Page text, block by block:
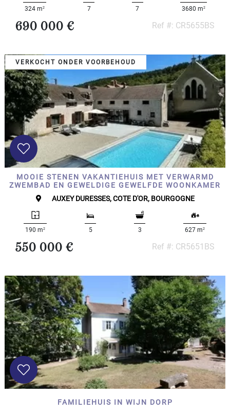
324 m2 7 7 3680 m2
690 000 € Ref #: CR5655BS
VERKOCHT ONDER VOORBEHOUD
MOOIE STENEN VAKANTIEHUIS MET VERWARMD
ZWEMBAD EN GEWELDIGE GEWELFDE WOONKAMER
AUXEY DURESSES, COTE D'OR, BOURGOGNE
190 m2 5 3 627 m2
550 000 € Ref #: CR5651BS
FAMILIEHUIS IN WIJN DORP